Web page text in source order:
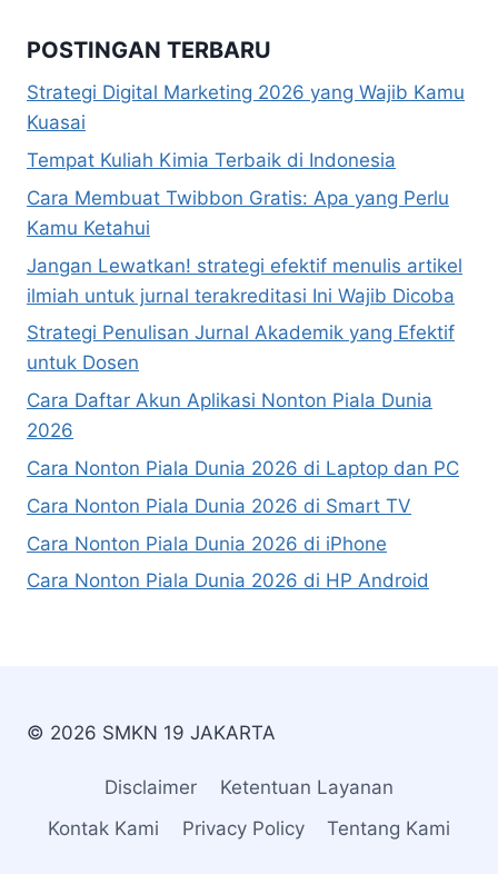
POSTINGAN TERBARU
Strategi Digital Marketing 2026 yang Wajib Kamu
Kuasai
Tempat Kuliah Kimia Terbaik di Indonesia
Cara Membuat Twibbon Gratis: Apa yang Perlu
Kamu Ketahui
Jangan Lewatkan! strategi efektif menulis artikel
ilmiah untuk jurnal terakreditasi Ini Wajib Dicoba
Strategi Penulisan Jurnal Akademik yang Efektif
untuk Dosen
Cara Daftar Akun Aplikasi Nonton Piala Dunia
2026
Cara Nonton Piala Dunia 2026 di Laptop dan PC
Cara Nonton Piala Dunia 2026 di Smart TV
Cara Nonton Piala Dunia 2026 di iPhone
Cara Nonton Piala Dunia 2026 di HP Android
© 2026 SMKN 19 JAKARTA
Disclaimer
Ketentuan Layanan
Kontak Kami
Privacy Policy Tentang Kami